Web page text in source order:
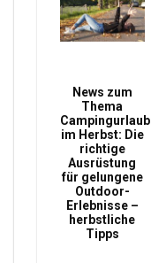
News zum
Thema
Campingurlaub
im Herbst: Die
richtige
Ausrüstung
für gelungene
Outdoor-
Erlebnisse –
herbstliche
Tipps